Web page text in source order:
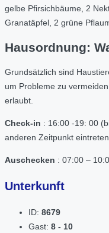
gelbe Pfirsichbäume, 2
Granatäpfel, 2 grüne
Hausordnung:
Grundsätzlich sind
um Probleme zu vermeiden.
erlaubt.
Check-in : 16:00 -19: 00
anderen Zeitpunkt
Auschecken : 07:00 –
Unterkunft
ID: 8679
Gast: 8 - 10